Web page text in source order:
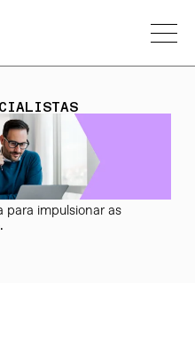
para impulsionar as